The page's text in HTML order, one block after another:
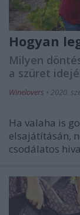
Hogyan
Milyen
a szüret
Winelovers • 2020.
Ha valaha is
elsajátításán,
csodálatos